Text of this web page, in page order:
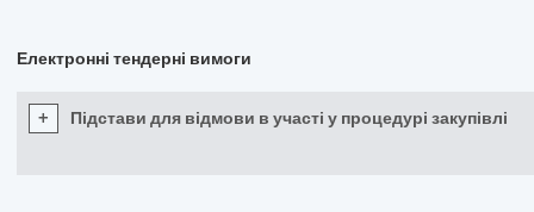
Електронні тендерні вимоги
+ Підстави для відмови в участі у процедурі закупівлі